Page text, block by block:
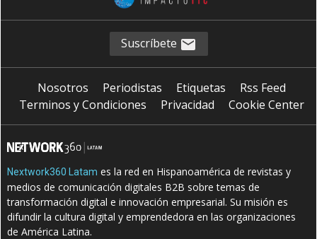
Suscríbete
Nosotros Periodistas Etiquetas
Rss Feed
Terminos y Condiciones
Privacidad Cookie Center
Nextwork360 Latam es la red en Hispanoamérica de revistas y
medios de comunicación digitales B2B sobre temas de
transformación digital e innovación empresarial. Su misión es
difundir la cultura digital y emprendedora en las organizaciones
de América Latina.